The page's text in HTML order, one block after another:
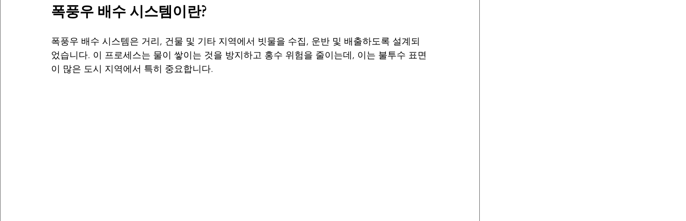
폭풍우 배수 시스템이란?
폭풍우 배수 시스템은 거리, 건물 및 기타 지역에서 빗물을 수집, 운반 및 배출하도록 설계되
었습니다. 이 프로세스는 물이 쌓이는 것을 방지하고 홍수 위험을 줄이는데, 이는 불투수 표면
이 많은 도시 지역에서 특히 중요합니다.